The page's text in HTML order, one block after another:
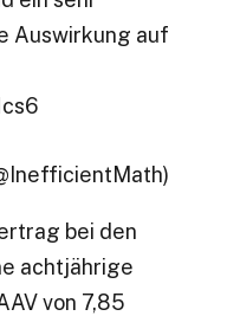
Auswirkung auf
bei den
achtjährige
von 7,85